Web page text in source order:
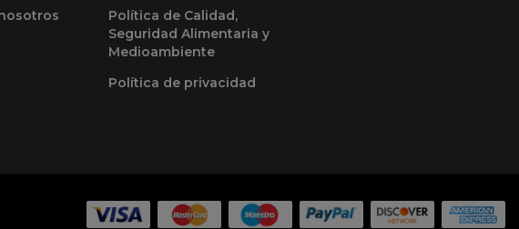
Política de Calidad,
Seguridad Alimentaria y
Medioambiente
Política de privacidad